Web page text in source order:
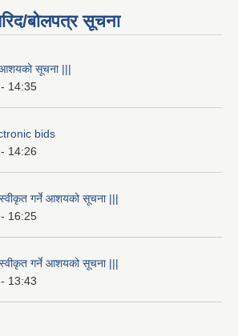
बोलपत्र सूचना
आशयको सूचना |||
14:35
bids
14:26
स्वीकृत गर्ने आशयको सूचना |||
16:25
स्वीकृत गर्ने आशयको सूचना |||
13:43